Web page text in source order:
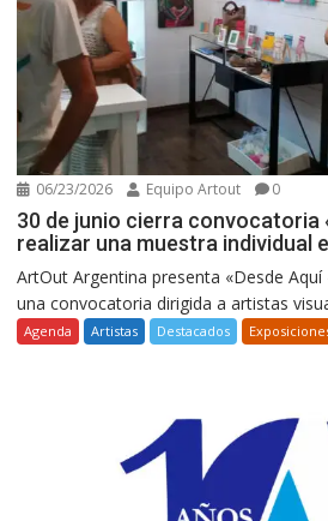
06/23/2026 Equipo Artout 0
30 de junio cierra convocatoria
realizar una muestra individual
ArtOut Argentina presenta «Desde
una convocatoria dirigida a artistas
Agenda Artistas Destacados